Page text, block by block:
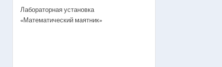
Лабораторная установка
«Математический маятник»